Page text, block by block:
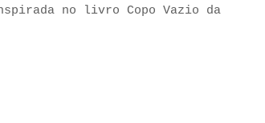
no livro Copo Vazio da